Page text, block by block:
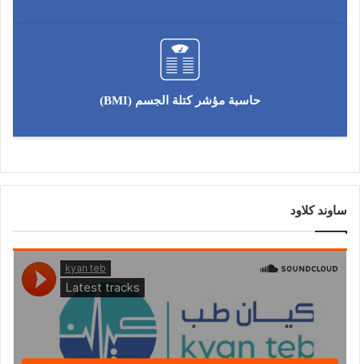
حاسبة مؤشر كتلة الجسم (BMI)
ساوند كلاود